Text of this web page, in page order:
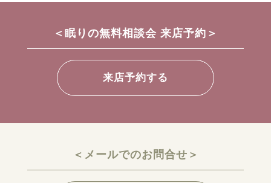
＜眠りの無料相談会 来店予約＞
来店予約する
＜メールでのお問合せ＞